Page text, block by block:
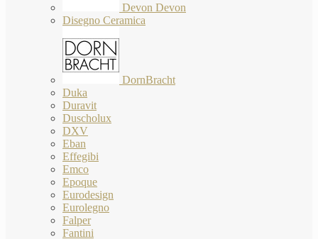
Devon Devon
Disegno Ceramica
DornBracht
Duka
Duravit
Duscholux
DXV
Eban
Effegibi
Emco
Epoque
Eurodesign
Eurolegno
Falper
Fantini